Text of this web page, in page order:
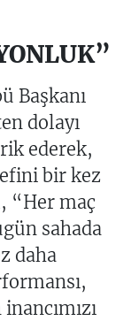
Başkanı
dolayı
ederek,
bir kez
“Her maç
sahada
daha